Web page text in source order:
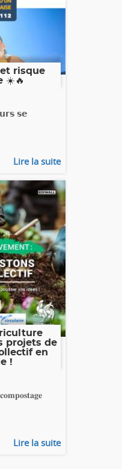
risque
☀️🔥
𝘀𝗲
Lire la suite
projets de
en
!
Lire la suite